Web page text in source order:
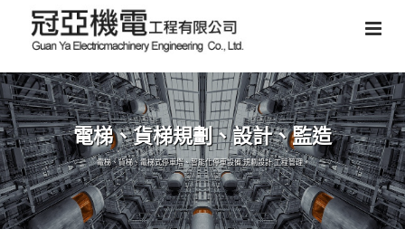
電梯、貨梯規劃、設計、監造
電梯、貨梯、電梯式停車塔、智能化停車設備,規劃設計,工程管理。